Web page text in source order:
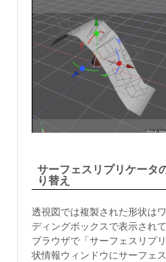
サーフェスリプリケータ
り替え
透視図では複製された形状は
ディングボックスで表示されて
ブラウザで「サーフェスリプ
状情報ウィンドウにサーフェ